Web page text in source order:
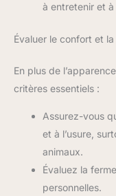
à entretenir et à
Évaluer le confort et
En plus de
critères essentiels :
Assurez-vous
et à l’usure,
animaux.
Évaluez la
personnelles.